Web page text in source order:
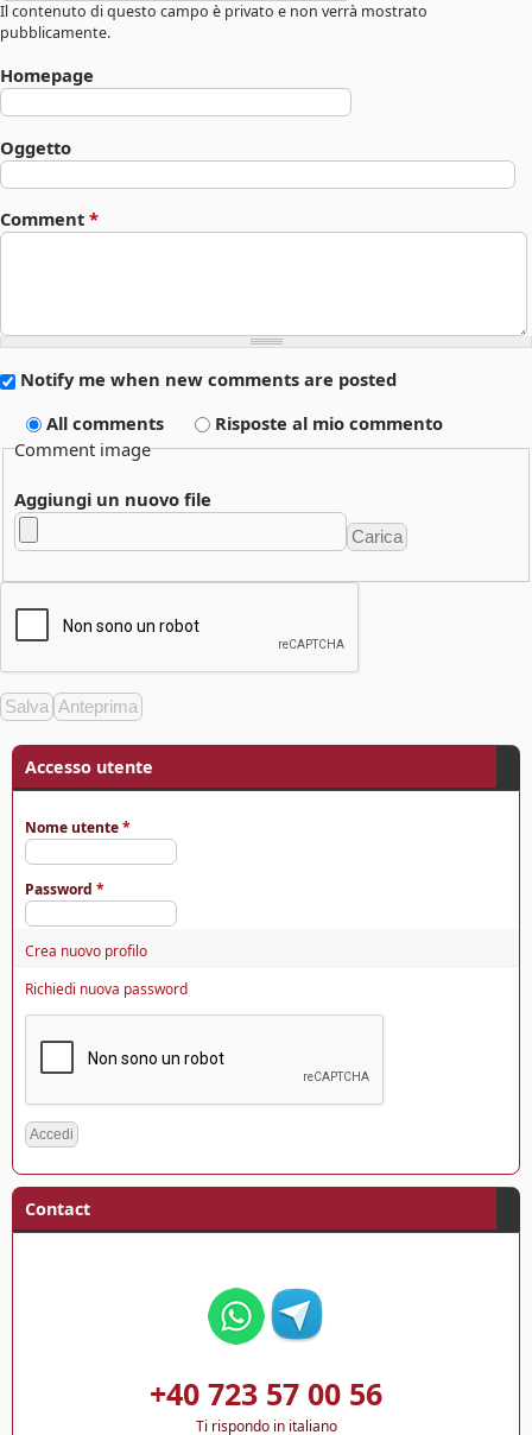
Il contenuto di questo campo è privato e non verrà mostrato
pubblicamente.
Homepage
Oggetto
Comment *
Notify me when new comments are posted
All comments
Risposte al mio commento
Comment image
Aggiungi un nuovo file
Accesso utente
Nome utente*
Password *
Crea nuovo profilo
Richiedi nuova password
Contact
+40 723 57 00 56
Ti rispondo in italiano